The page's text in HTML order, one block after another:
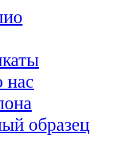
нас
образец